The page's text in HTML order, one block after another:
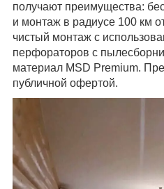
получают преимущества:
и монтаж в радиусе 100 км
чистый монтаж с
перфораторов с
материал MSD Premium.
публичной офертой.